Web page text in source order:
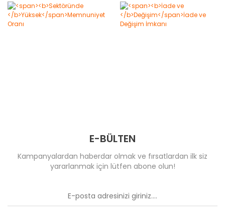
E-BÜLTEN
Kampanyalardan haberdar olmak ve fırsatlardan ilk siz
yararlanmak için lütfen abone olun!